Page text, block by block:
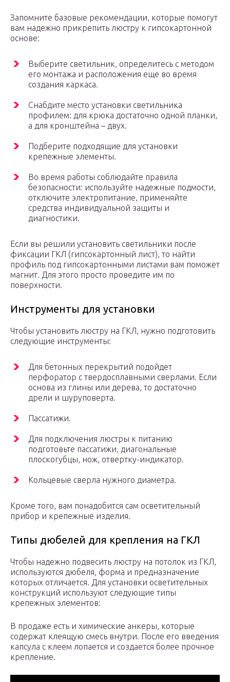
Запомните базовые рекомендации, которые помогут
вам надежно прикрепить люстру к гипсокартонной
основе:
Выберите светильник, определитесь с методом
его монтажа и расположения еще во время
создания каркаса.
Снабдите место установки светильника
профилем: для крюка достаточно одной планки,
а для кронштейна – двух.
Подберите подходящие для установки
крепежные элементы.
Во время работы соблюдайте правила
безопасности: используйте надежные подмости,
отключите электропитание, применяйте
средства индивидуальной защиты и
диагностики.
Если вы решили установить светильники после
фиксации ГКЛ (гипсокартонный лист), то найти
профиль под гипсокартонными листами вам поможет
магнит. Для этого просто проведите им по
поверхности.
Инструменты для установки
Чтобы установить люстру на ГКЛ, нужно подготовить
следующие инструменты:
Для бетонных перекрытий подойдет
перфоратор с твердосплавными сверлами. Если
основа из глины или дерева, то достаточно
дрели и шуруповерта.
Пассатижи.
Для подключения люстры к питанию
подготовьте пассатижи, диагональные
плоскогубцы, нож, отвертку-индикатор.
Кольцевые сверла нужного диаметра.
Кроме того, вам понадобится сам осветительный
прибор и крепежные изделия.
Типы дюбелей для крепления на ГКЛ
Чтобы надежно подвесить люстру на потолок из ГКЛ,
используются дюбеля, форма и предназначение
которых отличается. Для установки осветительных
конструкций используют следующие типы
крепежных элементов:
В продаже есть и химические анкеры, которые
содержат клеящую смесь внутри. После его введения
капсула с клеем лопается и создается более прочное
крепление.